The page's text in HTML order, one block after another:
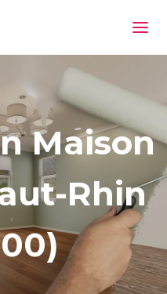
Maison
Rhin